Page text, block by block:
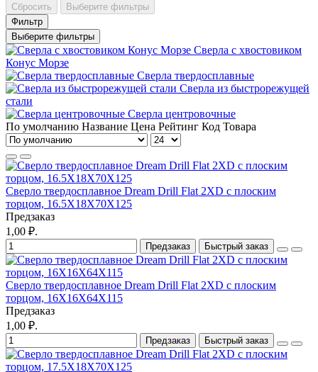
Сбросить
Выберите фильтры
Фильтр
Выберите фильтры
Сверла с хвостовиком
Конус Морзе
Сверла твердосплавные
Сверла из быстрорежущей
стали
Сверла центровочные
По умолчанию Название Цена Рейтинг Код Товара
Сверло твердосплавное Dream Drill Flat 2XD с плоским
торцом, 16.5X18X70X125
Предзаказ
1,00 ₽.
Предзаказ Быстрый заказ
Сверло твердосплавное Dream Drill Flat 2XD с плоским
торцом, 16X16X64X115
Предзаказ
1,00 ₽.
Предзаказ Быстрый заказ